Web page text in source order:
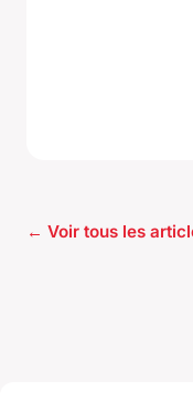
← Voir tous les